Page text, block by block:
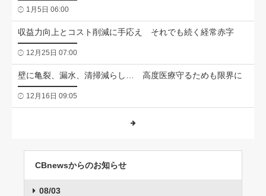
1月5日 06:00
収益力向上とコスト削減に手応え それでも続く経常赤字
12月25日 07:00
壁に亀裂、漏水、清掃減らし… 高度医療守るためも限界に
12月16日 09:05
CBnewsからのお知らせ
08/03